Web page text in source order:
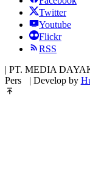
Twitter
Youtube
Flickr
RSS
| PT. MEDIA
Pers
| Develop by